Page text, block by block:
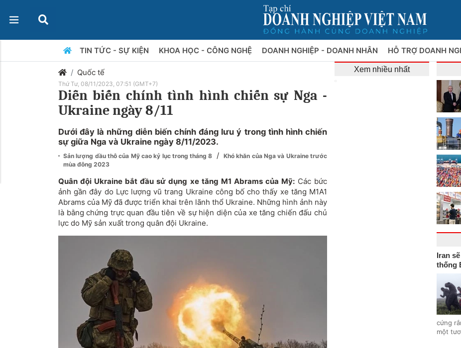
TIN TỨC - SỰ KIỆN KHOA HỌC - CÔNG NGHỆ DOANH NGHIỆP - DOANH NHÂN HỖ TRỢ DOANH
Quốc tế
Thứ Tư, 08/11/2023, 07:51 (GMT+7)
Diễn biến chính tình hình chiến sự Nga -
Ukraine ngày 8/11
Dưới đây là những diễn biến chính đáng lưu ý trong tình hình chiến
sự giữa Nga và Ukraine ngày 8/11/2023.
Sản lượng dầu thô của Mỹ cao kỷ lục trong tháng 8 /
Khó khăn của Nga và Ukraine trước
mùa đông 2023
Quân đội Ukraine bắt đầu sử dụng xe tăng M1 Abrams của Mỹ:Các bức
ảnh gần đây do Lực lượng vũ trang Ukraine công bố cho thấy xe tăng M1A1
Abrams của Mỹ đã được triển khai trên lãnh thổ Ukraine. Những hình ảnh này
là bằng chứng trực quan đầu tiên về sự hiện diện của xe tăng chiến đấu chủ
lực do Mỹ sản xuất trong quân đội Ukraine.
Xem nhiều nhất
Iran
thống
cứng
một